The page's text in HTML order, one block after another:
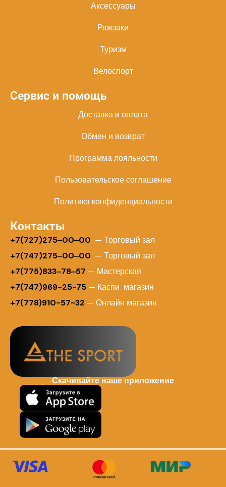
Аксессуары
Рюкзаки
Туризм
Велоспорт
Сервис и помощь
Доставка и оплата
Обмен и возврат
Программа лояльности
Пользовательское соглашение
Политика конфиденциальности
Контакты
+7(727)275‒00‒00 — Торговый зал
+7(747)275‒00‒00 — Торговый зал
+7(775)833‒78‒57 — Мастерская
+7(747)969-25-75 — Каспи магазин
+7(778)910-57-32 — Онлайн магазин
Скачивайте наше приложение